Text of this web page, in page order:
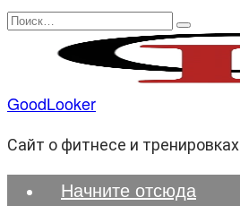
Перейти
содержанию
Search
GoodLooker
Сайт о фитнесе и тренировках
Начните отсюда